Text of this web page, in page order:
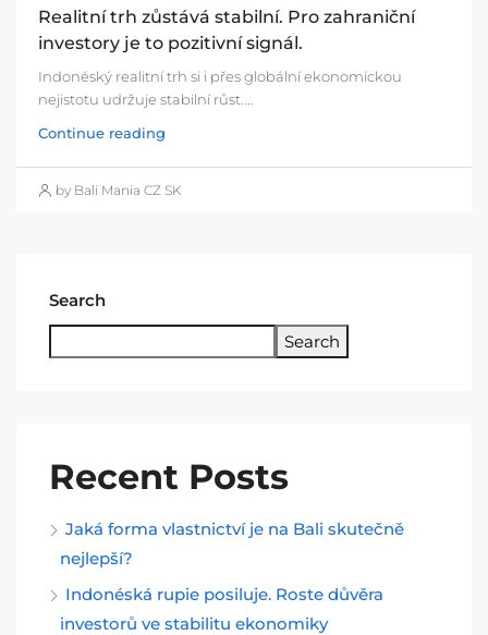
Realitní trh zůstává stabilní. Pro zahraniční
investory je to pozitivní signál.
Indonéský realitní trh si i přes globální ekonomickou
nejistotu udržuje stabilní růst....
Continue reading
by Bali Mania CZ SK
Search
Search
Recent Posts
Jaká forma vlastnictví je na Bali skutečně
nejlepší?
Indonéská rupie posiluje. Roste důvěra
investorů ve stabilitu ekonomiky